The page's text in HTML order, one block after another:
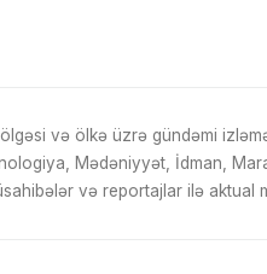
və ölkə üzrə gündəmi
Mədəniyyət, İdman,
və reportajlar ilə aktual